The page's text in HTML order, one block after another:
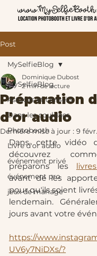
Post
MySelfieBlog
Astuces et conseils
Dans les coulisses
Photobooth
Livre d'or audio
événement privé
événement pro
jeux de mariage
MySelfieBlog
Préparation
d'or audio
Dominique Dubost
2 min de lecture
Dernière mise à jour : 9 févr.
Dans cette vidéo
découvrez
préparons les
avant de les
pour qu'ils soient
lendemain.
jours avant votre
https://
UV6y7NiDXs/?